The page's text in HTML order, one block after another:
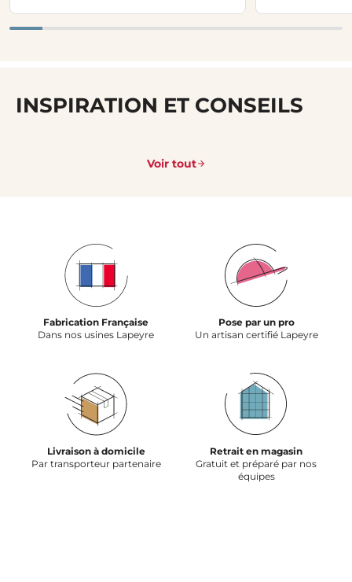
INSPIRATION ET CONSEILS
Voir tout
Fabrication Française
Dans nos usines Lapeyre
Pose par un pro
Un artisan certifié Lapeyre
Livraison à domicile
Par transporteur partenaire
Retrait en magasin
Gratuit et préparé par nos
équipes